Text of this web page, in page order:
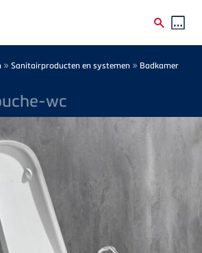
» Sanitairproducten en systemen » Badkamer
wc